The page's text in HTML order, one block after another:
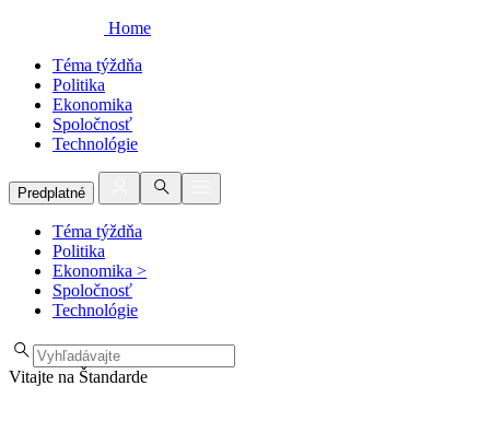
Home
Téma týždňa
Politika
Ekonomika
Spoločnosť
Technológie
Predplatné
Téma týždňa
Politika
Ekonomika >
Spoločnosť
Technológie
Vitajte na Štandarde